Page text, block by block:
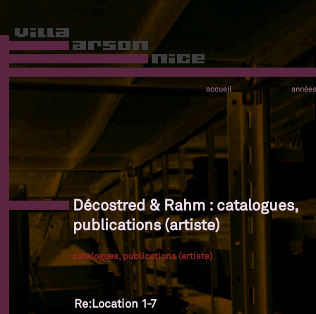
accueil années
Décostred & Rahm : catalogues,
publications (artiste)
catalogues, publications (artiste)
Re:Location 1-7